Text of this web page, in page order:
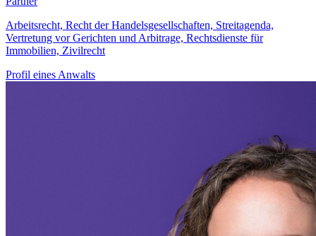
Arbeitsrecht, Recht der Handelsgesellschaften, Streitagenda,
Vertretung vor Gerichten und Arbitrage, Rechtsdienste für
Immobilien, Zivilrecht
Profil eines Anwalts